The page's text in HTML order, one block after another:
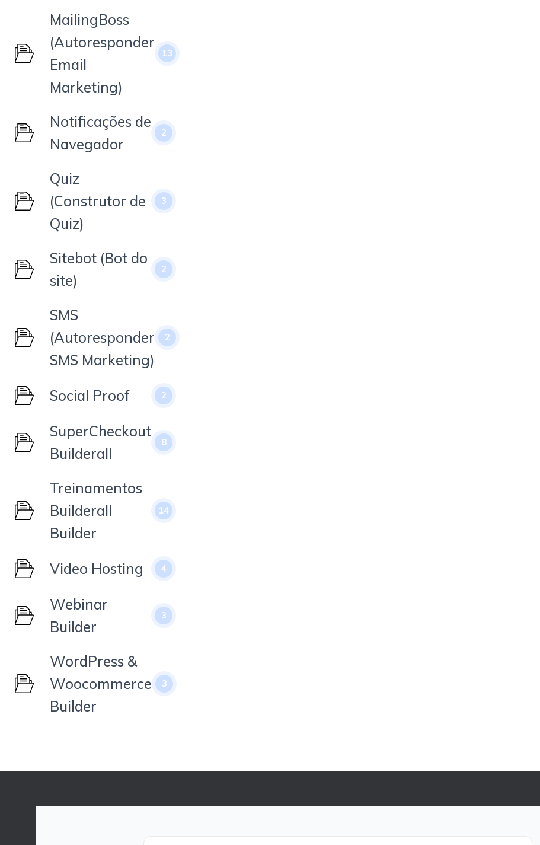
MailingBoss
(Autoresponder
Email
Marketing)
13
Notificações de
Navegador
2
Quiz
(Construtor de
Quiz)
3
Sitebot (Bot do
site)
2
SMS
(Autoresponder
SMS Marketing)
2
Social Proof 2
SuperCheckout
Builderall
8
Treinamentos
Builderall
Builder
14
Video Hosting 4
Webinar
Builder
3
WordPress &
Woocommerce
Builder
3